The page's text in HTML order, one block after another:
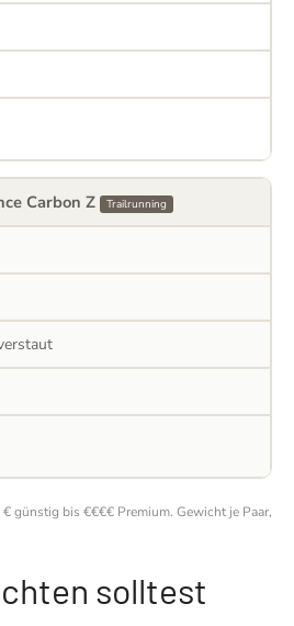
Carbon Z Trailrunning
günstig bis €€€€ Premium. Gewicht je Paar,
solltest